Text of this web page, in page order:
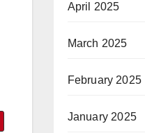
April 2025
March 2025
February 2025
January 2025